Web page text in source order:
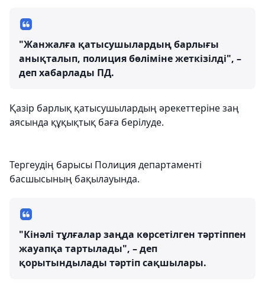
"Жанжалға қатысушылардың барлығы
анықталып, полиция бөліміне жеткізілді", –
деп хабарлады ПД.
Қазір барлық қатысушылардың әрекеттеріне заң
аясында құқықтық баға берілуде.
Тергеудің барысы Полиция департаменті
басшысының бақылауында.
"Кінәлі тұлғалар заңда көрсетілген тәртіппен
жауапқа тартылады", – деп
қорытындылады тәртіп сақшылары.